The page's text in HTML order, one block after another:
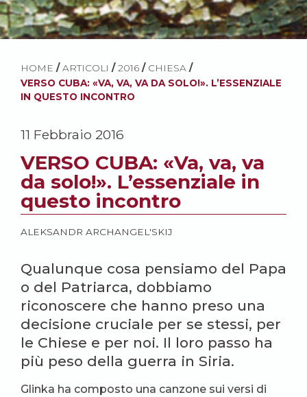
HOME / ARTICOLI / 2016 / CHIESA /
VERSO CUBA: «VA, VA, VA DA SOLO!». L’ESSENZIALE
IN QUESTO INCONTRO
11 Febbraio 2016
VERSO CUBA: «Va, va, va
da solo!». L’essenziale in
questo incontro
ALEKSANDR ARCHANGEL'SKIJ
Qualunque cosa pensiamo del Papa
o del Patriarca, dobbiamo
riconoscere che hanno preso una
decisione cruciale per se stessi, per
le Chiese e per noi. Il loro passo ha
più peso della guerra in Siria.
Glinka ha composto una canzone sui versi di